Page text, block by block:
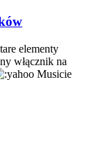
elementy
włącznik na
Musicie